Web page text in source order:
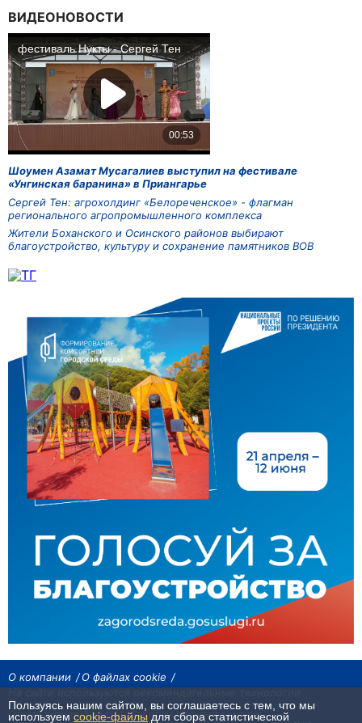
ВИДЕОНОВОСТИ
Шоумен Азамат Мусагалиев выступил на фестивале
«Унгинская баранина» в Приангарье
Сергей Тен: агрохолдинг «Белореченское» - флагман
регионального агропромышленного комплекса
Жители Боханского и Осинского районов выбирают
благоустройство, культуру и сохранение памятников ВОВ
О компании
О файлах cookie
Сетевое издание «Байкал24». Все права охраняются законом.
Пользуясь нашим сайтом, вы соглашаетесь с тем, что мы
используем cookie-файлы для сбора статистической